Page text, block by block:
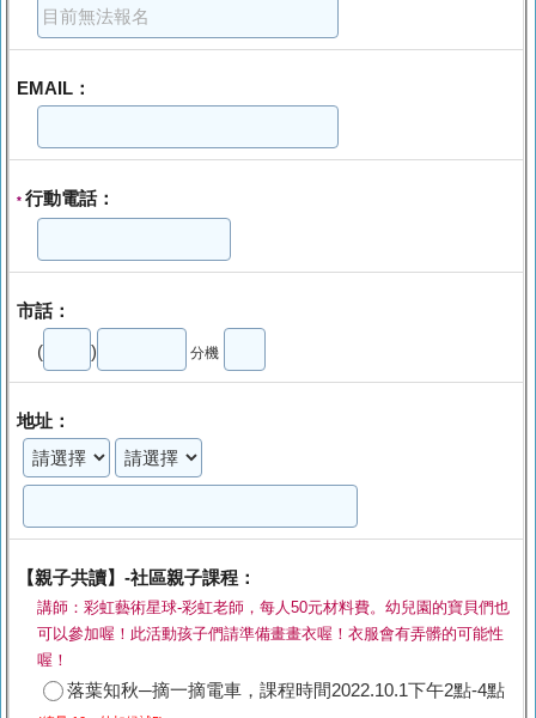
EMAIL：
* 行動電話：
市話：
( ) 分機
地址：
【親子共讀】-社區親子課程：
講師：彩虹藝術星球-彩虹老師，每人50元材料費。幼兒園的寶貝們也
可以參加喔！此活動孩子們請準備畫畫衣喔！衣服會有弄髒的可能性
喔！
落葉知秋─摘一摘電車，課程時間2022.10.1下午2點-4點